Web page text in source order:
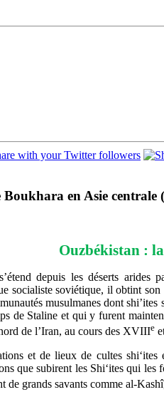
en Asie centrale
Ouzbékistan :
depuis les déserts arides
socialiste soviétique, il obtint
musulmanes dont
de Staline et qui y furent
de l’Iran, au cours des XVIIIe
et de lieux de cultes
que subirent les Shi‘ites qui
de grands savants comme al-